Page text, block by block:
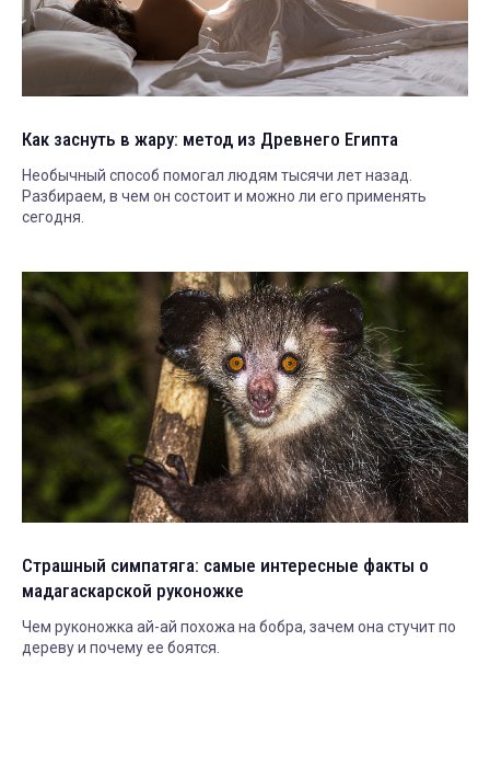
Как заснуть в жару: метод из Древнего Египта
Необычный способ помогал людям тысячи лет назад.
Разбираем, в чем он состоит и можно ли его применять
сегодня.
Страшный симпатяга: самые интересные факты о
мадагаскарской руконожке
Чем руконожка ай-ай похожа на бобра, зачем она стучит по
дереву и почему ее боятся.